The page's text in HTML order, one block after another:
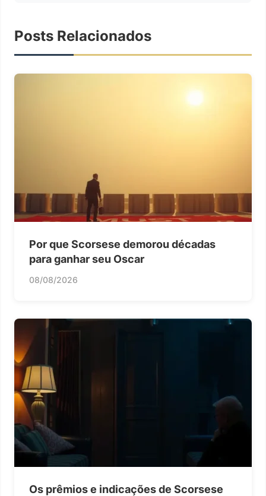
Posts Relacionados
Por que Scorsese demorou décadas
para ganhar seu Oscar
08/08/2026
Os prêmios e indicações de Scorsese